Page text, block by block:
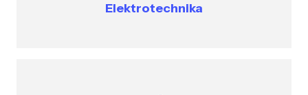
Elektrotechnika